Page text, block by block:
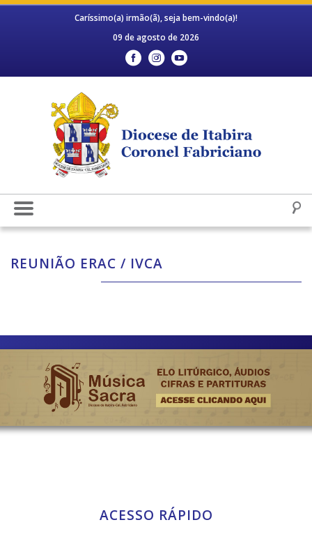
Caríssimo(a) irmão(ã), seja bem-vindo(a)!
09 de agosto de 2026
REUNIÃO ERAC / IVCA
ACESSO RÁPIDO